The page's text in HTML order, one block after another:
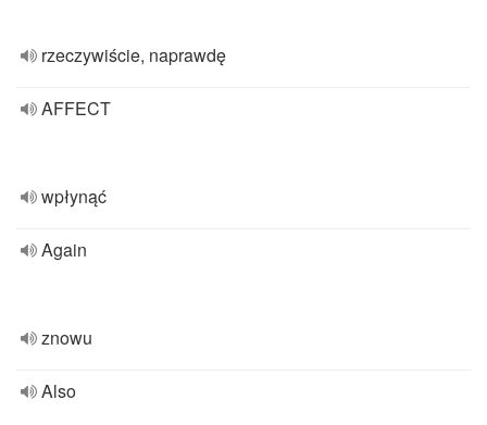
rzeczywiście, naprawdę
AFFECT
wpłynąć
Again
znowu
Also